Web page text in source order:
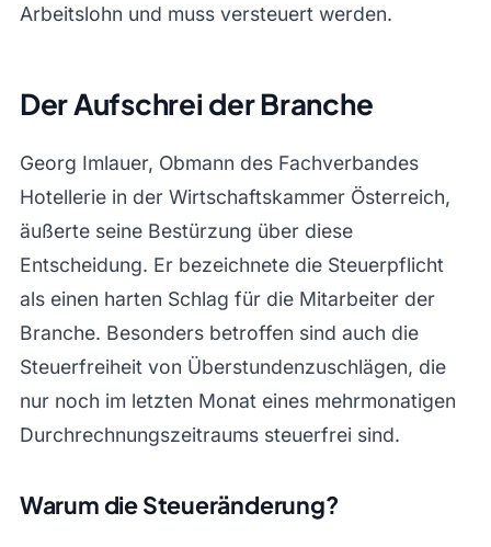
Arbeitslohn und muss versteuert werden.
Der Aufschrei der Branche
Georg Imlauer, Obmann des Fachverbandes
Hotellerie in der Wirtschaftskammer Österreich,
äußerte seine Bestürzung über diese
Entscheidung. Er bezeichnete die Steuerpflicht
als einen harten Schlag für die Mitarbeiter der
Branche. Besonders betroffen sind auch die
Steuerfreiheit von Überstundenzuschlägen, die
nur noch im letzten Monat eines mehrmonatigen
Durchrechnungszeitraums steuerfrei sind.
Warum die Steueränderung?